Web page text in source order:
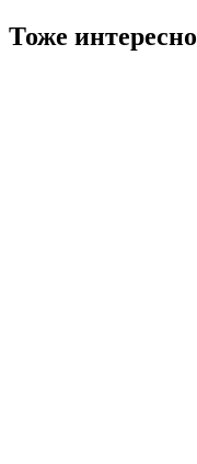
Тоже интересно